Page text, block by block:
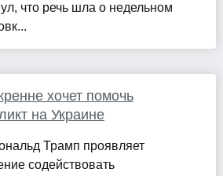
что речь шла о недельном
хочет помочь
на Украине
Трамп проявляет
содействовать